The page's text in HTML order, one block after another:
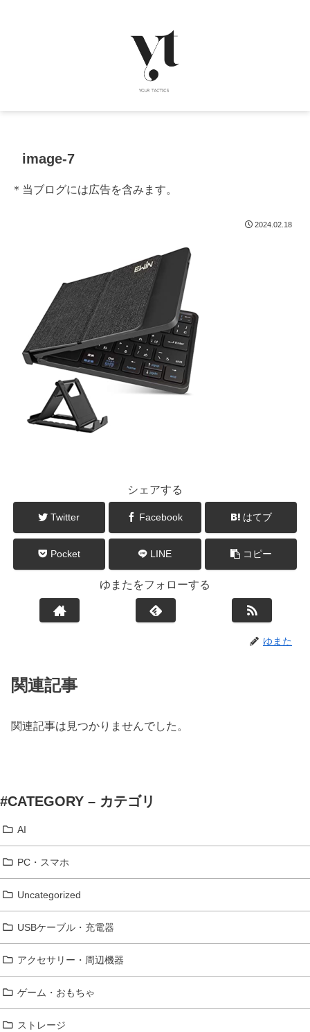
image-7
＊当ブログには広告を含みます。
2024.02.18
シェアする
Twitter Facebook はてブ
Pocket LINE コピー
ゆまたをフォローする
ゆまた
関連記事
関連記事は見つかりませんでした。
#CATEGORY – カテゴリ
AI
PC・スマホ
Uncategorized
USBケーブル・充電器
アクセサリー・周辺機器
ゲーム・おもちゃ
ストレージ